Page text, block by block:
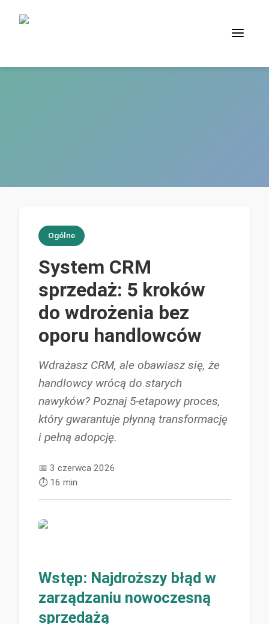
Ogólne
System CRM
sprzedaż: 5 kroków
do wdrożenia bez
oporu handlowców
Wdrażasz CRM, ale obawiasz się, że
handlowcy wrócą do starych
nawyków? Poznaj 5-etapowy proces,
który gwarantuje płynną transformację
i pełną adopcję.
📅 3 czerwca 2026
⏱️ 16 min
Wstęp: Najdroższy błąd w
zarządzaniu nowoczesną
sprzedażą